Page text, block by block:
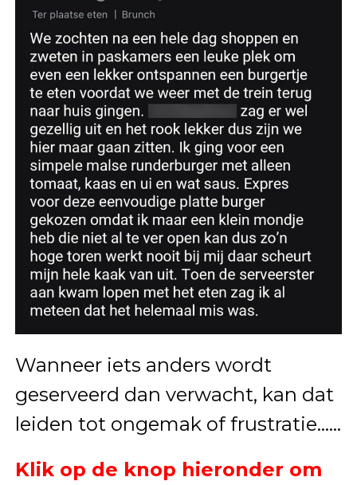
Wanneer iets anders wordt
geserveerd dan verwacht, kan dat
leiden tot ongemak of frustratie……
Klik op de knop hieronder om